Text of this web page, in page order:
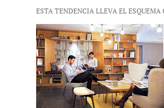
ESTA TENDENCIA LLEVA EL